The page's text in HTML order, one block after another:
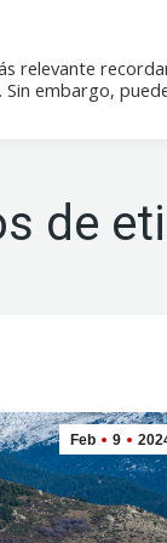
Actividades
de
Feb 9
relevante
Sin embargo,